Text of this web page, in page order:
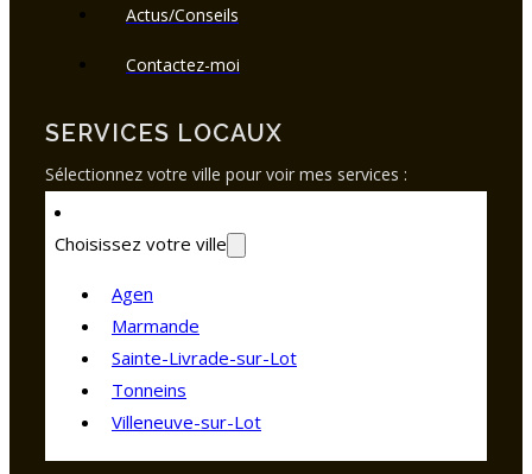
Actus/Conseils
Contactez-moi
SERVICES LOCAUX
Sélectionnez votre ville pour voir mes services :
Choisissez votre ville
Agen
Marmande
Sainte-Livrade-sur-Lot
Tonneins
Villeneuve-sur-Lot